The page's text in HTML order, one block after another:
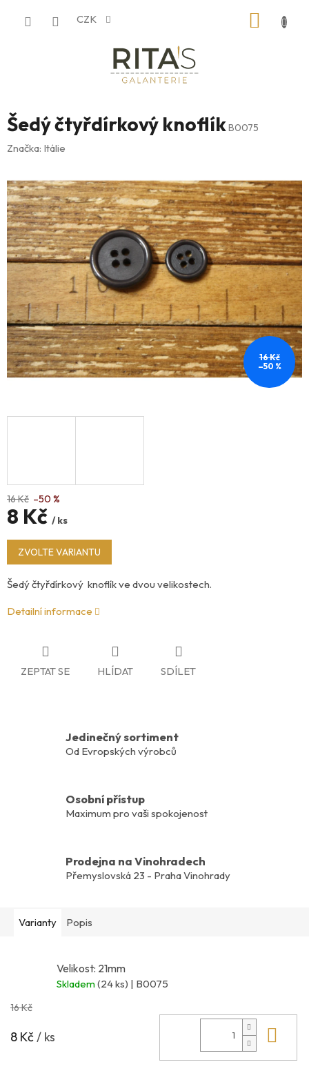
CZK
Šedý čtyřdírkový knoflíkB0075
Značka: Itálie
16 Kč
–50 %
16 Kč –50 %
8 Kč / ks
Měrná
cena:
ZVOLTE VARIANTU
Šedý čtyřdírkový knoflík ve dvou velikostech.
Detailní informace
ZEPTAT SE HLÍDAT SDÍLET
Jedinečný sortiment
Od Evropských výrobců
Osobní přístup
Maximum pro vaši spokojenost
Prodejna na Vinohradech
Přemyslovská 23 - Praha Vinohrady
Varianty Popis
Velikost: 21mm
Skladem(24 ks) | B0075
16 Kč
8 Kč/ ks